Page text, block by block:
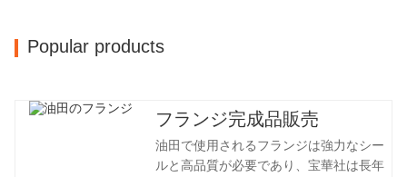
Popular products
フランジ完成品販売
油田で使用されるフランジは強力なシー
ルと高品質が必要であり、宝華社は長年